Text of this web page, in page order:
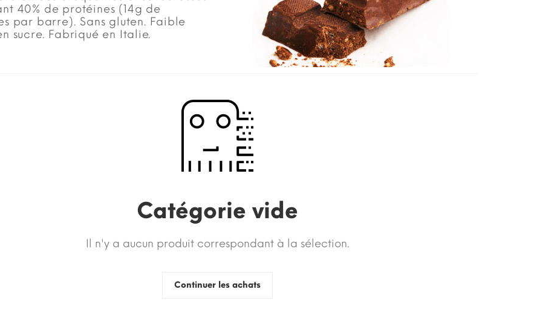
40% de protéines (14g de
par barre). Sans gluten. Faible
sucre. Fabriqué en Italie.
Catégorie vide
Il n'y a aucun produit correspondant à la sélection.
Continuer les achats